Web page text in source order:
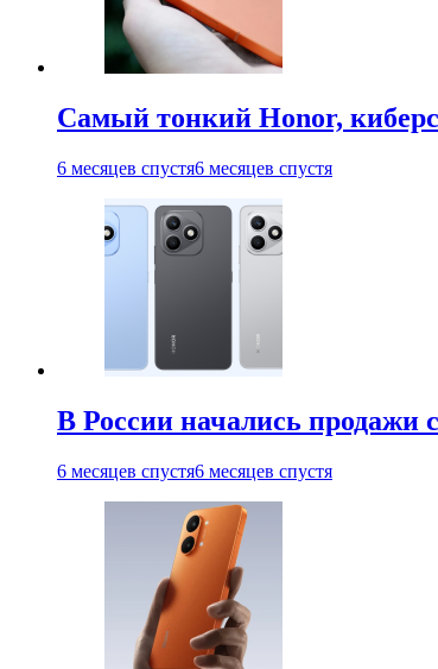
Самый тонкий Honor,
6 месяцев спустя6 месяцев спустя
В России начались продажи
6 месяцев спустя6 месяцев спустя